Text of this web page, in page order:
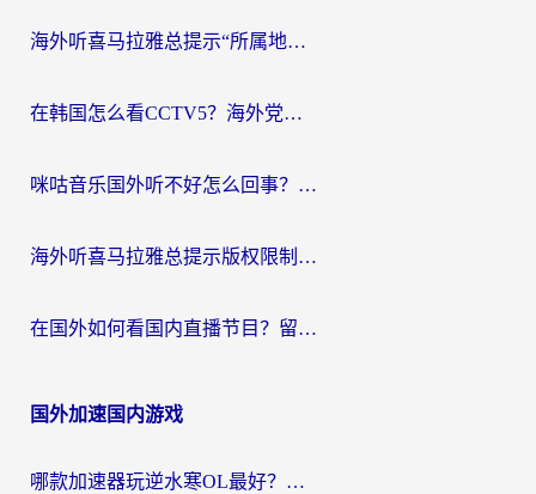
海外听喜马拉雅总提示“所属地区暂时无版权”？这个限制解除方法亲测有效！
在韩国怎么看CCTV5？海外党体育赛事+中文解说观看终极指南
咪咕音乐国外听不好怎么回事？海外党听歌自由的终极解决方案来了
海外听喜马拉雅总提示版权限制？3步解决+2个音乐平台问题全攻略
在国外如何看国内直播节目？留学生亲测有效的追剧加速指南
国外加速国内游戏
哪款加速器玩逆水寒OL最好？海外党实测后的终极选择指南